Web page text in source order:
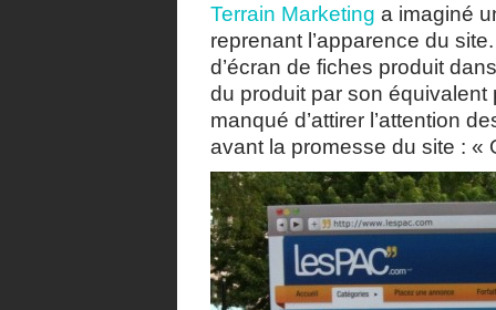
Terrain Marketing a imaginé
reprenant l’apparence du
d’écran de fiches produit
du produit par son équivalent
manqué d’attirer l’attention
avant la promesse du site : «